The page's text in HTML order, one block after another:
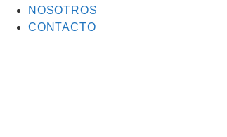
NOSOTROS
CONTACTO